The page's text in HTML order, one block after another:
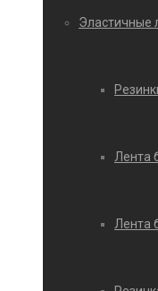
Эластичные
Лента
Лента